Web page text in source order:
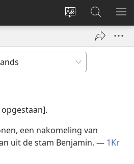
Taal
wijzigen
Inloggen
(opent
Zoeken
op
JW.ORG
een nakomeling van
uit de stam Benjamin. — 1Kr